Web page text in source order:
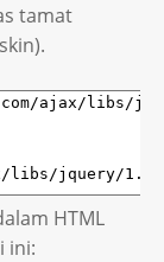
tamat
HTML
ini: